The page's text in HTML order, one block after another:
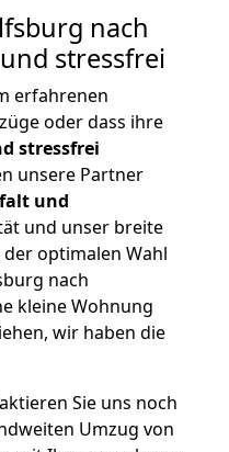
nach
stressfrei
erfahrenen
oder dass ihre
stressfrei
unsere Partner
und
und unser breite
optimalen Wahl
nach
kleine Wohnung
wir haben die
Sie uns noch
Umzug von